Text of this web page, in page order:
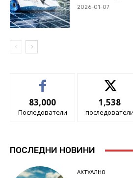
2026-01-07
83,000
Последователи
1,538
последователи
ПОСЛЕДНИ НОВИНИ
АКТУАЛНО